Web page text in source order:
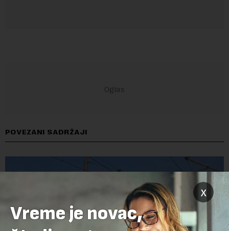
POVEZANI SADRŽAJI
x
Vreme je novac,